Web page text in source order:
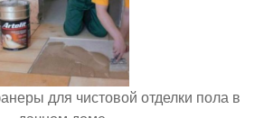
для чистовой отделки пола в